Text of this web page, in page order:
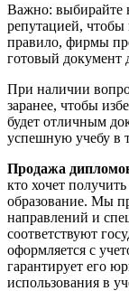
Важно: выбирайте
репутацией,
правило, фирмы
готовый документ
При наличии
заранее, чтобы
будет отличным
успешную учебу в
Продажа
кто хочет
образование. Мы
направлений и
соответствуют
оформляется с
гарантирует его
использования в